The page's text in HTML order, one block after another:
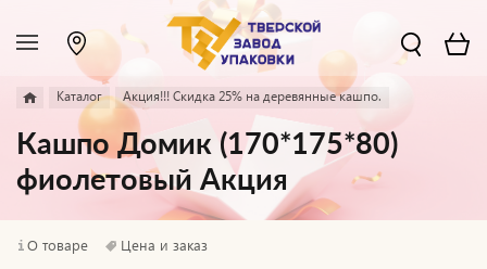
Каталог Акция!!! Скидка 25% на деревянные кашпо.
Кашпо Домик (170*175*80)
фиолетовый Акция
О товаре Цена и заказ